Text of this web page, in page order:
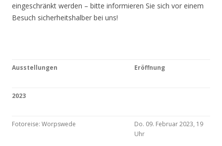
eingeschränkt werden – bitte informieren Sie sich vor einem
Besuch sicherheitshalber bei uns!
Ausstellungen Eröffnung
2023
Fotoreise: Worpswede
Do. 09. Februar 2023, 19
Uhr